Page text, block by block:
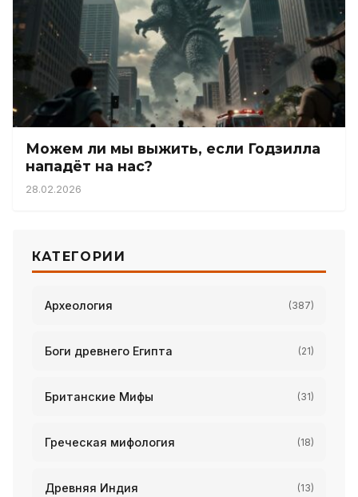
Можем ли мы выжить, если Годзилла
нападёт на нас?
28.02.2026
КАТЕГОРИИ
Археология (387)
Боги древнего Египта (21)
Британские Мифы (31)
Греческая мифология (18)
Древняя Индия (13)